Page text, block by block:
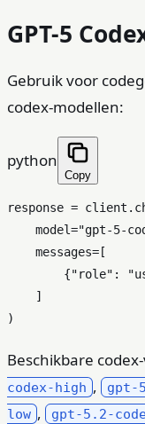
GPT-5
Gebruik voor
codex-modellen:
python
Copy
response =
    model=
"gpt-5-
    messages=[
        {
"role" :
    ]
Beschikbare
codex-high , gpt-
low , gpt-5.2-